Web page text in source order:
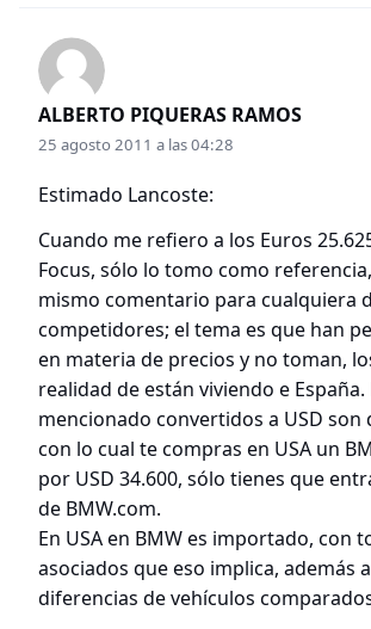
ALBERTO PIQUERAS RAMOS
25 agosto 2011 a las 04:28
Estimado Lancoste:
Cuando me refiero a los Euros
Focus, sólo lo tomo como
mismo comentario para cualquiera
competidores; el tema es que han
en materia de precios y no toman,
realidad de están viviendo e
mencionado convertidos a USD son
con lo cual te compras en USA un
por USD 34.600, sólo tienes que
de BMW.com.
En USA en BMW es importado, con
asociados que eso implica, además
diferencias de vehículos